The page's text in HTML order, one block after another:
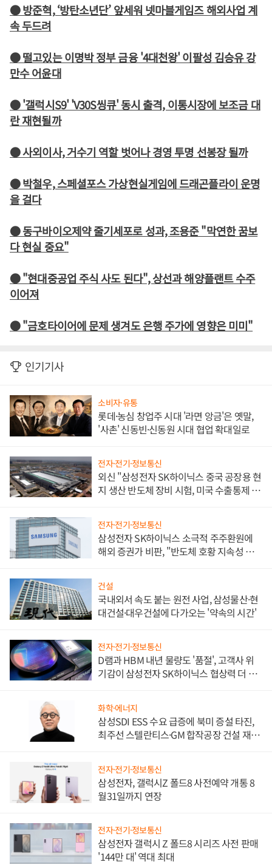
● 방준혁, ‘방탄소년단’ 앞세워 넷마블게임즈 해외사업 계
속 두드려
● 떨고있는 이명박 정부 금융 '4대천왕' 이팔성 김승유 강
만수 어윤대
● '갤럭시S9' 'V30S씽큐' 동시 출격, 이통시장에 보조금 대
란 재현될까
● 사외이사, 거수기 역할 벗어나 경영 투명 선봉장 될까
● 박철우, 스페셜포스 가상현실게임에 드래곤플라이 운명
을 걸다
● 동구바이오제약 줄기세포로 성과, 조용준 "막연한 꿈보
다 현실 중요"
● "현대중공업 주식 사도 된다", 상선과 해양플랜트 수주
이어져
● "금호타이어에 문제 생겨도 은행 주가에 영향은 미미"
인기기사
소비자·유통
롯데·농심 창업주 시대 '라면 앙금'은 옛말,
'사촌' 신동빈·신동원 시대 협업 확대일로
전자·전기·정보통신
외신 "삼성전자 SK하이닉스 중국 공장용 현
지 생산 반도체 장비 시험, 미국 수출통제 대
전자·전기·정보통신
삼성전자 SK하이닉스 소극적 주주환원에
해외 증권가 비판, "반도체 호황 지속성 의
건설
국내외서 속도 붙는 원전 사업, 삼성물산·현
대건설·대우건설에 다가오는 '약속의 시간'
전자·전기·정보통신
D램과 HBM 내년 물량도 '품절', 고객사 위
기감이 삼성전자 SK하이닉스 협상력 더 키
화학·에너지
삼성SDI ESS 수요 급증에 북미 증설 타진,
최주선 스텔란티스·GM 합작공장 건설 재추
전자·전기·정보통신
삼성전자, 갤럭시Z 폴드8 사전예약 개통 8
월31일까지 연장
전자·전기·정보통신
삼성전자 갤럭시 Z 폴드8 시리즈 사전 판매
'144만 대' 역대 최대